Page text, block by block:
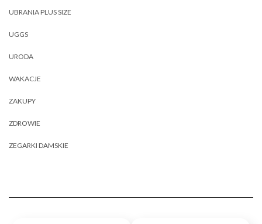
UBRANIA PLUS SIZE
UGGS
URODA
WAKACJE
ZAKUPY
ZDROWIE
ZEGARKI DAMSKIE